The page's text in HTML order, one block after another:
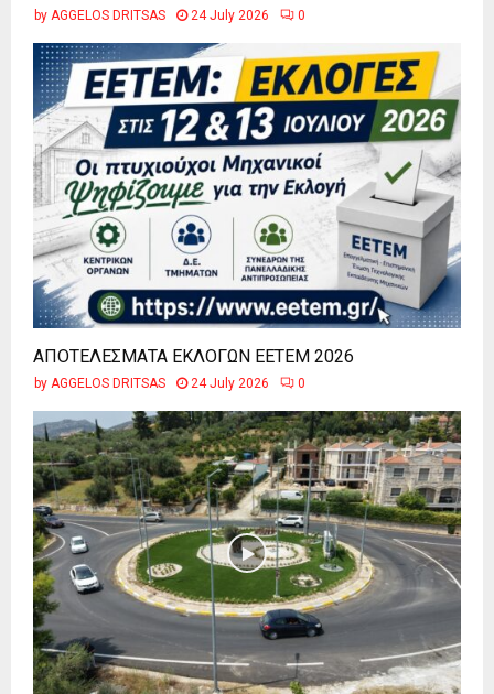
by AGGELOS DRITSAS 24 July 2026 0
ΑΠΟΤΕΛΕΣΜΑΤΑ ΕΚΛΟΓΩΝ ΕΕΤΕΜ 2026
by AGGELOS DRITSAS 24 July 2026 0